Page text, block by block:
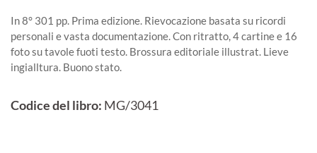
In 8° 301 pp. Prima edizione. Rievocazione basata su ricordi
personali e vasta documentazione. Con ritratto, 4 cartine e 16
foto su tavole fuoti testo. Brossura editoriale illustrat. Lieve
ingialltura. Buono stato.
Codice del libro: MG/3041